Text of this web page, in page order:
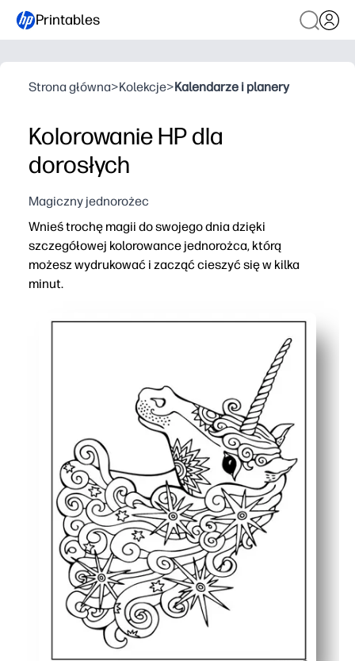
Printables
Strona główna>Kolekcje>Kalendarze i planery
Kolorowanie HP dla
dorosłych
Magiczny jednorożec
Wnieś trochę magii do swojego dnia dzięki
szczegółowej kolorowance jednorożca, którą
możesz wydrukować i zacząć cieszyć się w kilka
minut.
Zero-prep - drukuj na papierze w rozmiarze liter i od
Uspokajający i skupiony - uważna przerwa, która
Zaprojektowany do dowolnych narzędzi - grafika
Łatwy do udostępnienia - drukuj dodatkowe kopie na